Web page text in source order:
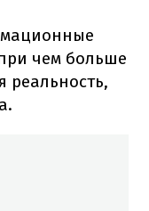
чем больше
реальность,